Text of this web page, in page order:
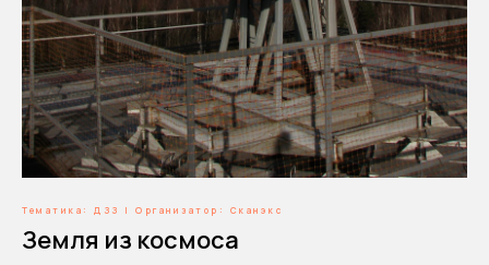
Тематика: ДЗЗ | Организатор: Сканэкс
Земля из космоса